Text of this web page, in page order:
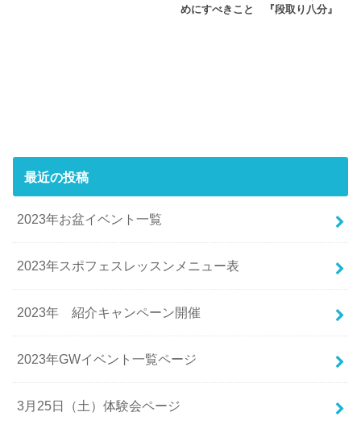
めにすべきこと 『段取り八分』
最近の投稿
2023年お盆イベント一覧
2023年スポフェスレッスンメニュー表
2023年 紹介キャンペーン開催
2023年GWイベント一覧ページ
3月25日（土）体験会ページ